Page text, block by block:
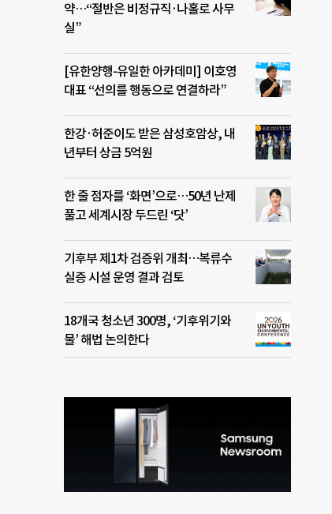
약…“절반은 비정규직·나홀로 사무
실”
[유한양행-유일한 아카데미] 이호영
대표 “선의를 행동으로 연결하라”
한강·허준이도 받은 삼성호암상, 내
년부터 상금 5억원
한 줄 점자를 ‘화면’으로…50년 난제
풀고 세계시장 두드린 ‘닷’
기후부 제1차 검증위 개최…복류수
실증 시설 운영 결과 검토
18개국 청소년 300명, ‘기후위기와
물’ 해법 논의한다